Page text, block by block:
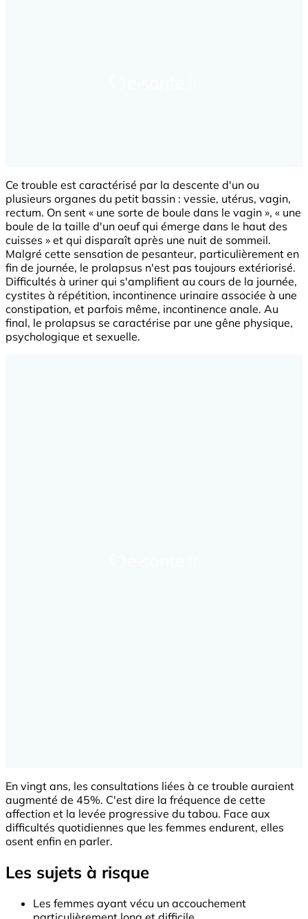
Ce trouble est caractérisé par la descente d'un ou
plusieurs organes du petit bassin : vessie, utérus, vagin,
rectum. On sent « une sorte de boule dans le vagin », « une
boule de la taille d'un oeuf qui émerge dans le haut des
cuisses » et qui disparaît après une nuit de sommeil.
Malgré cette sensation de pesanteur, particulièrement en
fin de journée, le prolapsus n'est pas toujours extériorisé.
Difficultés à uriner qui s'amplifient au cours de la journée,
cystites à répétition, incontinence urinaire associée à une
constipation, et parfois même, incontinence anale. Au
final, le prolapsus se caractérise par une gêne physique,
psychologique et sexuelle.
En vingt ans, les consultations liées à ce trouble auraient
augmenté de 45%. C'est dire la fréquence de cette
affection et la levée progressive du tabou. Face aux
difficultés quotidiennes que les femmes endurent, elles
osent enfin en parler.
Les sujets à risque
Les femmes ayant vécu un accouchement